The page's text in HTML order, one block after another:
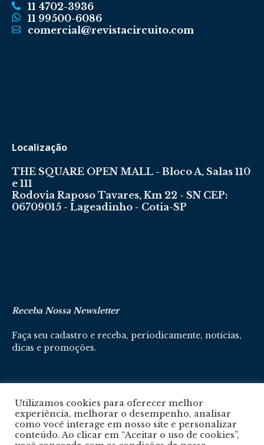
11 4702-3936
11 99500-6086
comercial@revistacircuito.com
Localização
THE SQUARE OPEN MALL - Bloco A, Salas 110
e 111
Rodovia Raposo Tavares, Km 22 - SN CEP:
06709015 - Lageadinho - Cotia-SP
Receba Nossa Newsletter
Faça seu cadastro e receba, periodicamente, notícias,
dicas e promoções.
Cadastre-se aqui
Utilizamos cookies para oferecer melhor
experiência, melhorar o desempenho, analisar
como você interage em nosso site e personalizar
conteúdo. Ao clicar em “Aceitar o uso de cookies”,